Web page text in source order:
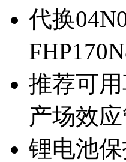
代换
推荐可
产场效应
锂电池